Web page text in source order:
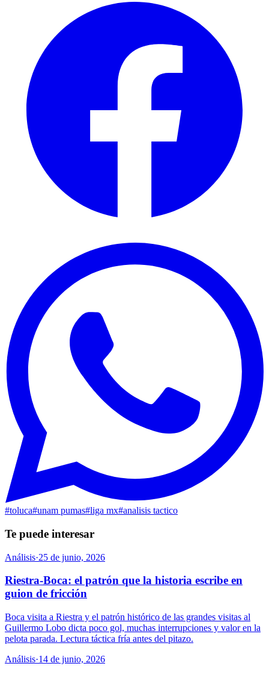
#toluca#unam pumas#liga mx#analisis tactico
Te puede interesar
Análisis·25 de junio, 2026
Riestra-Boca: el patrón que la historia escribe en
guion de fricción
Boca visita a Riestra y el patrón histórico de las grandes visitas al
Guillermo Lobo dicta poco gol, muchas interrupciones y valor en la
pelota parada. Lectura táctica fría antes del pitazo.
Análisis·14 de junio, 2026